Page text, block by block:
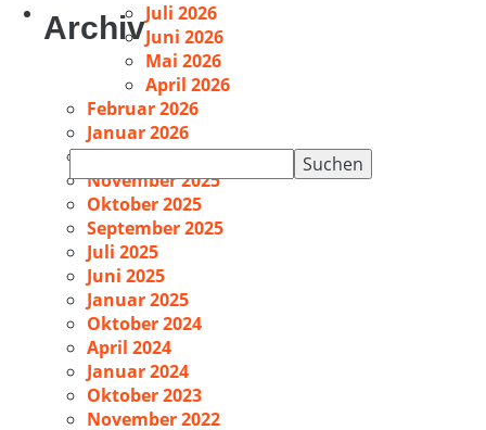
Suchen
nach:
ArchivJuli 2026
Juni 2026
Mai 2026
April 2026
Februar 2026
Januar 2026
Dezember 2025
November 2025
Oktober 2025
September 2025
Juli 2025
Juni 2025
Januar 2025
Oktober 2024
April 2024
Januar 2024
Oktober 2023
November 2022